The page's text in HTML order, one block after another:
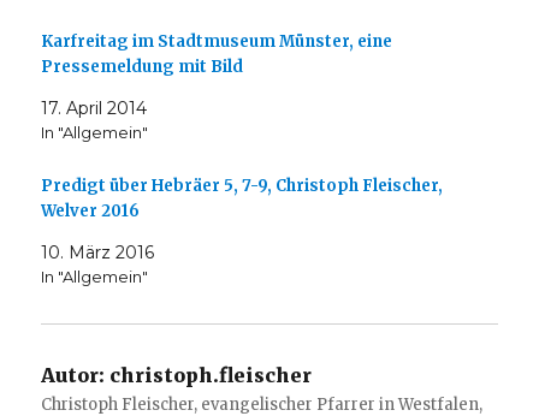
Karfreitag im Stadtmuseum Münster, eine
Pressemeldung mit Bild
17. April 2014
In "Allgemein"
Predigt über Hebräer 5, 7-9, Christoph Fleischer,
Welver 2016
10. März 2016
In "Allgemein"
Autor: christoph.fleischer
Christoph Fleischer, evangelischer Pfarrer in Westfalen,